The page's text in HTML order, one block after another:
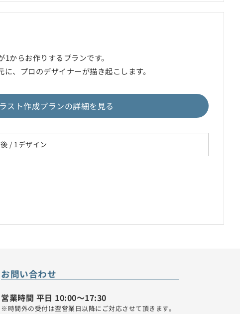
からお作りするプランです。
、プロのデザイナーが描き起こします。
スト作成プランの詳細を見る
/ 1デザイン
お問い合わせ
営業時間 平日 10:00～17:30
※時間外の受付は翌営業日以降にご対応させて頂きます。